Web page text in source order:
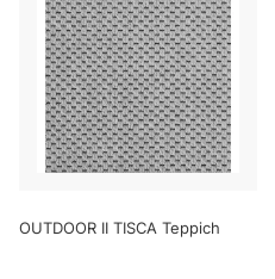
OUTDOOR II TISCA Teppich